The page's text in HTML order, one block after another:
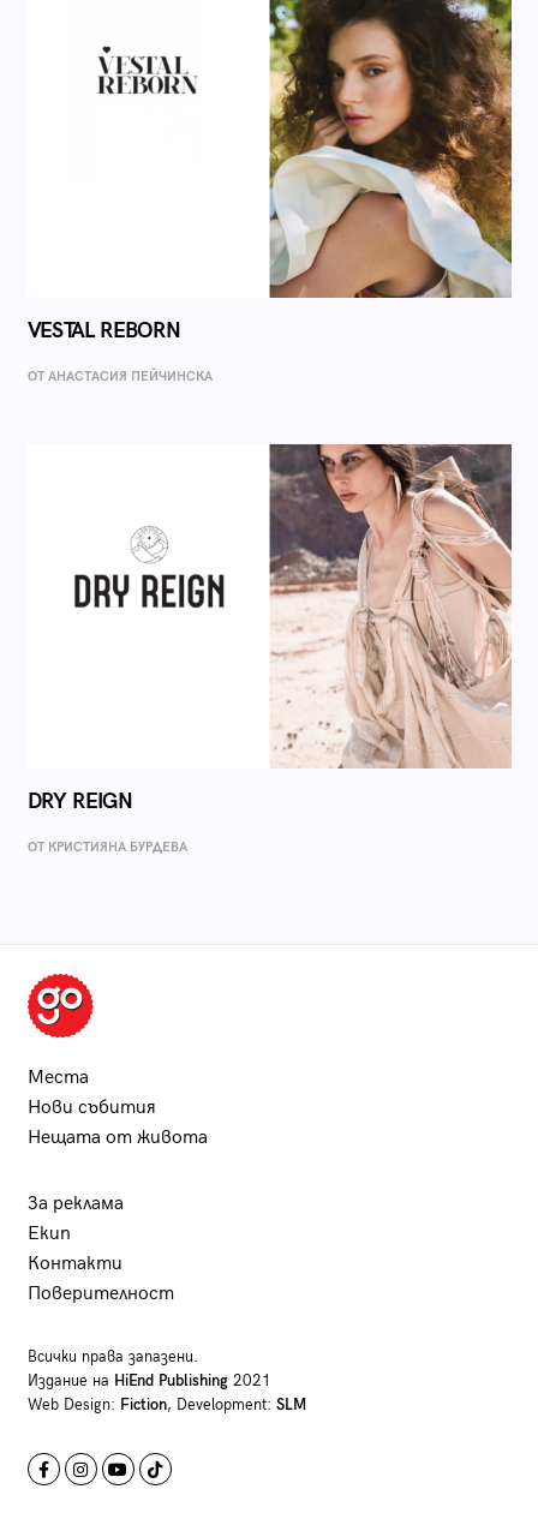
VESTAL REBORN
ОТ AНАСТАСИЯ ПЕЙЧИНСКА
DRY REIGN
ОТ КРИСТИЯНА БУРДЕВА
Места
Нови събития
Нещата от живота
За реклама
Екип
Контакти
Поверителност
Всички права запазени.
Издание на HiEnd Publishing2021
Web Design: Fiction, Development: SLM